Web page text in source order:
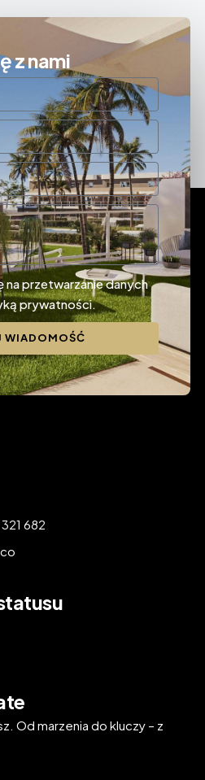
z nami
na przetwarzanie danych
prywatności.
WIADOMOŚĆ
682
Od marzenia do kluczy – z